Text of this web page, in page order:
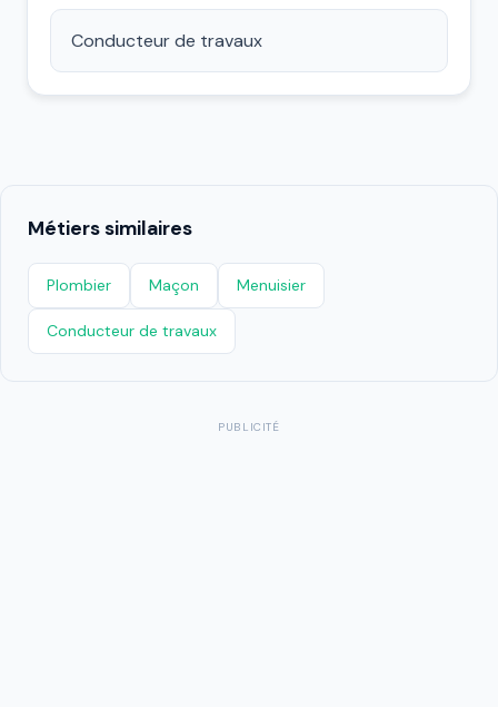
Conducteur de travaux
Métiers similaires
Plombier Maçon Menuisier
Conducteur de travaux
PUBLICITÉ